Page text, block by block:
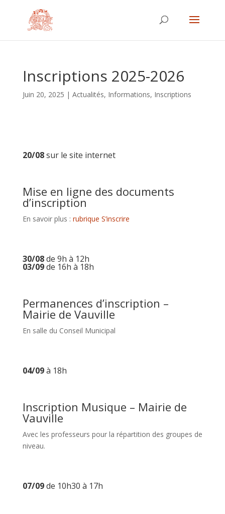
Inscriptions 2025-2026
Juin 20, 2025 | Actualités, Informations, Inscriptions
20/08sur le site internet
Mise en ligne des documents
d’inscription
En savoir plus : rubrique S’inscrire
30/08de 9h à 12h
03/09de 16h à 18h
Permanences d’inscription –
Mairie de Vauville
En salle du Conseil Municipal
04/09à 18h
Inscription Musique – Mairie de
Vauville
Avec les professeurs pour la répartition des groupes de
niveau.
07/09de 10h30 à 17h